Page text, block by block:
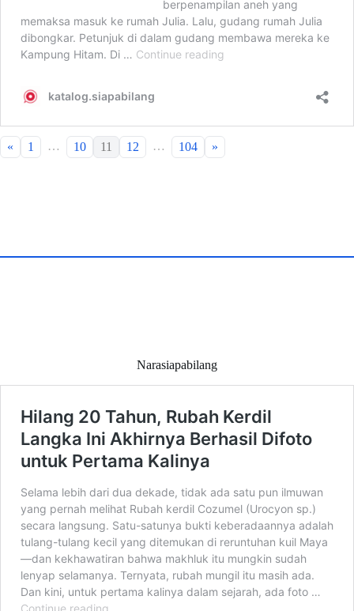
« 1 … 10 11 12 … 104 »
Narasiapabilang